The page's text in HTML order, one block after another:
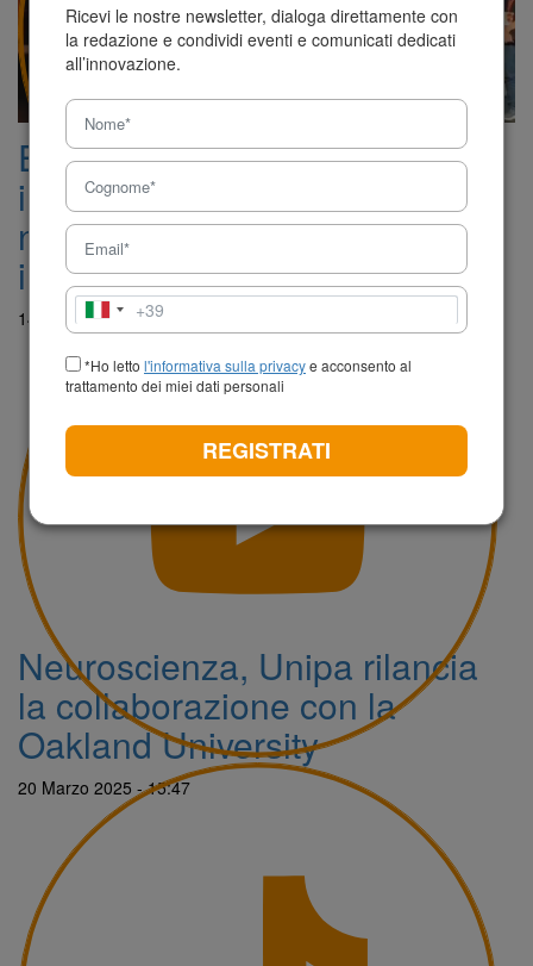
Ebrains-Italy: neuroscienze e
innovazione al servizio di un
nuovo ecosistema ricerca-
impresa
14 Luglio 2025 - 15:57
Neuroscienza, Unipa rilancia
la collaborazione con la
Oakland University
20 Marzo 2025 - 15:47
Ricevi le nostre newsletter, dialoga direttamente con
la redazione e condividi eventi e comunicati dedicati
all’innovazione.
Italia
+39
+39
*Ho letto l'informativa sulla privacye acconsento al
trattamento dei miei dati personali
REGISTRATI